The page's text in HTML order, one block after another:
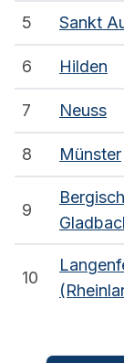
5 Sankt
6 Hilden
7 Neuss
8 Münster
9
Bergisch
10